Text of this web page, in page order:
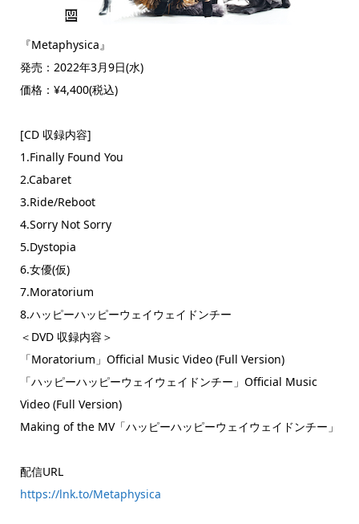
『Metaphysica』
発売：2022年3月9日(水)
価格：¥4,400(税込)
[CD 収録内容]
1.Finally Found You
2.Cabaret
3.Ride/Reboot
4.Sorry Not Sorry
5.Dystopia
6.女優(仮)
7.Moratorium
8.ハッピーハッピーウェイウェイドンチー
＜DVD 収録内容＞
「Moratorium」Official Music Video (Full Version)
「ハッピーハッピーウェイウェイドンチー」Official Music
Video (Full Version)
Making of the MV「ハッピーハッピーウェイウェイドンチー」
配信URL
https://lnk.to/Metaphysica